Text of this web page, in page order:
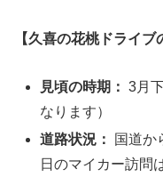
【久喜の花桃ドライブ
見頃の時期： 3月
なります）
道路状況：
国道か
日のマイカー訪問